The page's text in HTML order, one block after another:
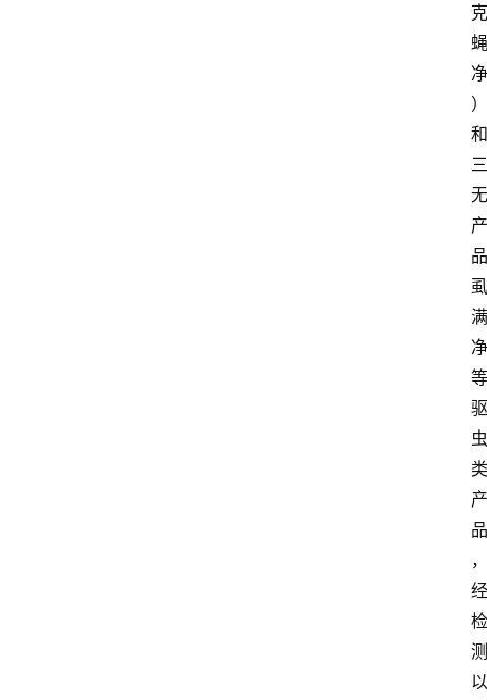
克
蝇
净
）
和
三
无
产
品
虱
满
净
等
驱
虫
类
产
品
，
经
检
测
以